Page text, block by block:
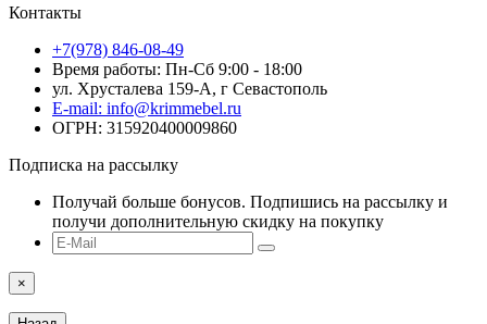
Контакты
+7(978) 846-08-49
Время работы: Пн-Сб 9:00 - 18:00
ул. Хрусталева 159-А, г Севастополь
E-mail: info@krimmebel.ru
ОГРН: 315920400009860
Подписка на рассылку
Получай больше бонусов. Подпишись на рассылку и
получи дополнительную скидку на покупку
×